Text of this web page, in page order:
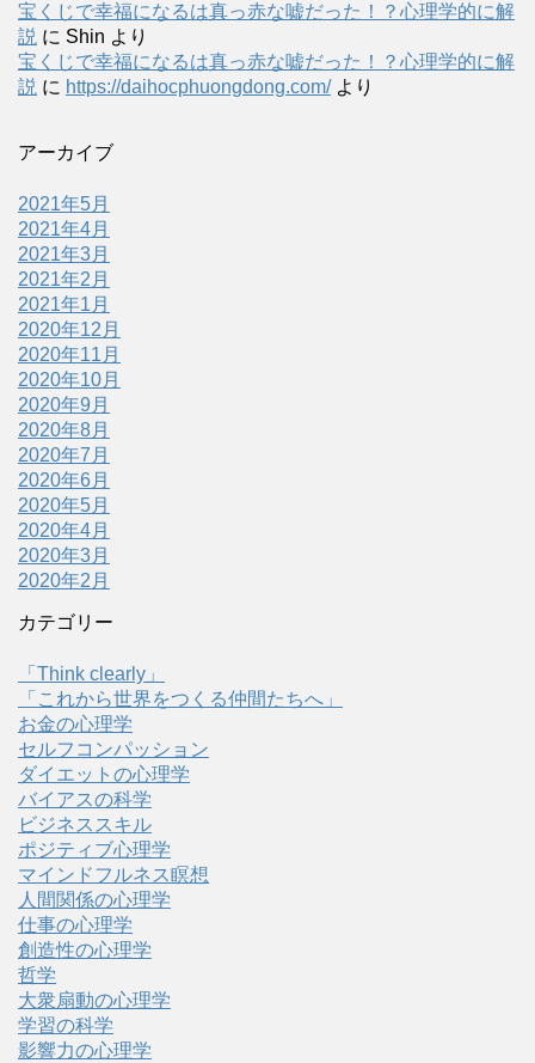
宝くじで幸福になるは真っ赤な嘘だった！？心理学的に解
説 に Shin より
宝くじで幸福になるは真っ赤な嘘だった！？心理学的に解
説 に https://daihocphuongdong.com/より
アーカイブ
2021年5月
2021年4月
2021年3月
2021年2月
2021年1月
2020年12月
2020年11月
2020年10月
2020年9月
2020年8月
2020年7月
2020年6月
2020年5月
2020年4月
2020年3月
2020年2月
カテゴリー
「Think clearly」
「これから世界をつくる仲間たちへ」
お金の心理学
セルフコンパッション
ダイエットの心理学
バイアスの科学
ビジネススキル
ポジティブ心理学
マインドフルネス瞑想
人間関係の心理学
仕事の心理学
創造性の心理学
哲学
大衆扇動の心理学
学習の科学
影響力の心理学